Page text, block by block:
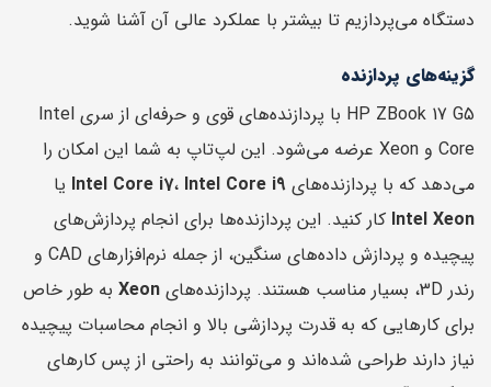
دستگاه می‌پردازیم تا بیشتر با عملکرد عالی آن آشنا شوید.
گزینه‌های پردازنده
HP ZBook 17 G5 با پردازنده‌های قوی و حرفه‌ای از سری Intel
Core و Xeon عرضه می‌شود. این لپ‌تاپ به شما این امکان را
می‌دهد که با پردازنده‌های
Intel Core i7، Intel Core i9
یا
Intel Xeon کار کنید. این پردازنده‌ها برای انجام پردازش‌های
پیچیده و پردازش داده‌های سنگین، از جمله نرم‌افزارهای CAD و
رندر 3D، بسیار مناسب هستند. پردازنده‌های
Xeon به طور خاص
برای کارهایی که به قدرت پردازشی بالا و انجام محاسبات پیچیده
نیاز دارند طراحی شده‌اند و می‌توانند به راحتی از پس کارهای